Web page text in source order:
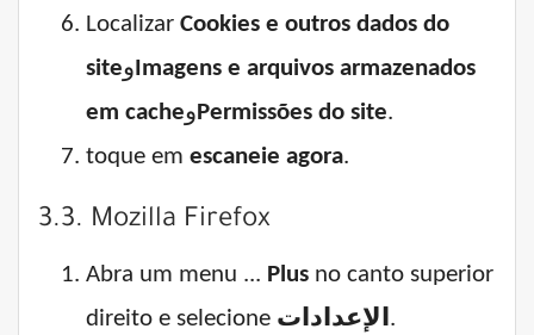
Localizar Cookies e outros dados do
siteوImagens e arquivos armazenados
em cacheوPermissões do site.
toque em escaneie agora.
3.3. Mozilla Firefox
Abra um menu ... Plus no canto superior
direito e selecione الإعدادات .